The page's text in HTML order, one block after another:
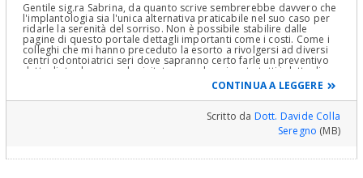
Gentile sig.ra Sabrina, da quanto scrive sembrerebbe davvero che
l'implantologia sia l'unica alternativa praticabile nel suo caso per
ridarle la serenità del sorriso. Non è possibile stabilire dalle
pagine di questo portale dettagli importanti come i costi. Come i
colleghi che mi hanno preceduto la esorto a rivolgersi ad diversi
centri odontoiatrici seri dove sapranno certo farle un preventivo
dettagliato dopo averla visitata e averle spiegato tutti i dettagli
(veda se vuole il mio articoletto sul consenso informato). Starà a
Lei metterli a confronto e decidere. Cordiali saluti.CONTINUA A LEGGERE
Scritto da Dott. Davide Colla
Seregno (MB)